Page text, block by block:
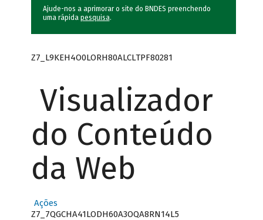
Ajude-nos a aprimorar o site do BNDES preenchendo
uma rápida pesquisa.
Z7_L9KEH4O0LORH80ALCLTPF80281
Visualizador
do Conteúdo
da Web
Ações
Z7_7QGCHA41LODH60A3OQA8RN14L5